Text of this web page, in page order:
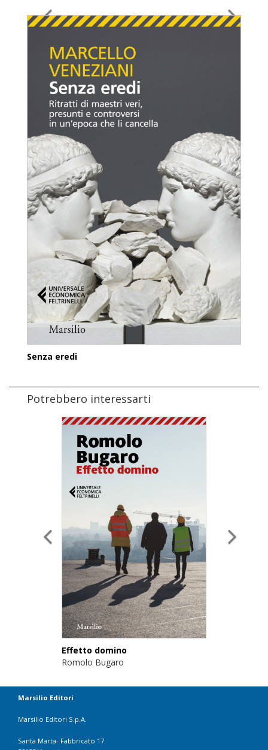
Senza eredi
Potrebbero interessarti
Effetto domino
Romolo Bugaro
Marsilio Editori
Marsilio Editori S.p.A.
Santa Marta- Fabbricato 17